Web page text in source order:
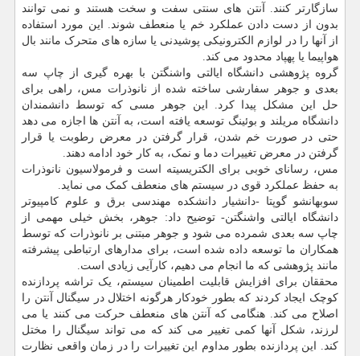
سازگارتر کنند. آنتن های سنتی سفت و سخت هستند و نمی توانند
بدون از دست دادن عملکرد خم یا منعطف شوند. این مورد استفاده
از آنها را در لوازم الکترونیکی پوشیدنی یا سازه های متحرک مانند بال
هواپیما یا پهپاد محدود می کند.
گروه پژوهشی دانشگاه ایالتی واشنگتن با بهره گیری از چاپ سه
بعدی و جوهر سفارشی ساخته شده از نانوذرات مس، راهی برای
حل این مشکل پیدا کرد. این جوهر مسی که توسط دانشمندان
دانشگاه مریلند و بوئینگ توسعه یافته است، به آنتن ها اجازه می دهد
حتی در صورت خم شدن، قرار گرفتن در معرض رطوبت یا قرار
گرفتن در معرض تغییرات دما و نمک، به کار خود ادامه دهند.
مس، رسانای خوبی برای الکتریسیته است و فرمولاسیون نانوذرات
به حفظ عملکرد قوی در سیستم های منعطف کمک می نماید.
سوبهانشو گوپتا -دانشیار دانشکده مهندسی برق و علوم کامپیوتر
دانشگاه ایالتی واشنگتن- توضیح داد: جوهر، بخش خیلی مهمی از
چاپ سه بعدی شمرده می شود و جوهر مبتنی بر نانوذرات که توسط
همکاران ما توسعه داده شده است، برای مدارهای ارتباطی پیشرفته
مانند پژوهشی که ما انجام می دهیم، کارآیی زیادی است.
محققان برای افزایش قابلیت اطمینان سیستم، یک تراشه پردازنده
کوچک ایجاد کردند که بطور خودکار هرگونه اختلال در سیگنال آنتن را
اصلاح می کند. هنگامی که آنتن های منعطف حرکت می کنند یا می
لرزند، شکل آنها کمی تغییر می کند که می تواند سیگنال را مختل
کند. این پردازنده بطور مداوم این تغییرات را در زمان واقعی نظارت